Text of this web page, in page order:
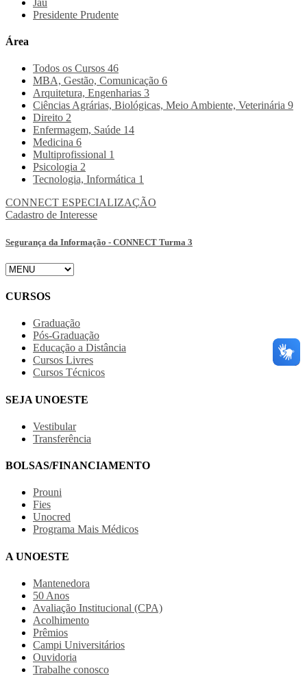
Jaú
Presidente Prudente
Área
Todos os Cursos 46
MBA, Gestão, Comunicação 6
Arquitetura, Engenharias 3
Ciências Agrárias, Biológicas, Meio Ambiente, Veterinária 9
Direito 2
Enfermagem, Saúde 14
Medicina 6
Multiprofissional 1
Psicologia 2
Tecnologia, Informática 1
CONNECT ESPECIALIZAÇÃO
Cadastro de Interesse
Segurança da Informação - CONNECT Turma 3
CURSOS
Graduação
Pós-Graduação
Educação a Distância
Cursos Livres
Cursos Técnicos
SEJA UNOESTE
Vestibular
Transferência
BOLSAS/FINANCIAMENTO
Prouni
Fies
Unocred
Programa Mais Médicos
A UNOESTE
Mantenedora
50 Anos
Avaliação Institucional (CPA)
Acolhimento
Prêmios
Campi Universitários
Ouvidoria
Trabalhe conosco